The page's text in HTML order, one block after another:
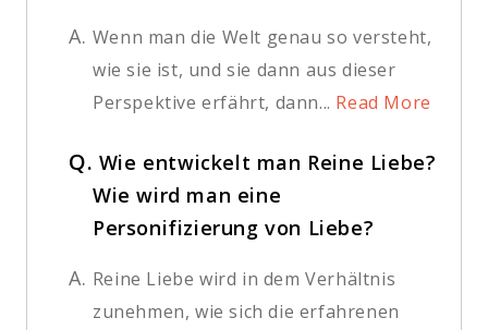
A. Wenn man die Welt genau so versteht,
wie sie ist, und sie dann aus dieser
Perspektive erfährt, dann... Read More
Q. Wie entwickelt man Reine Liebe?
Wie wird man eine
Personifizierung von Liebe?
A. Reine Liebe wird in dem Verhältnis
zunehmen, wie sich die erfahrenen